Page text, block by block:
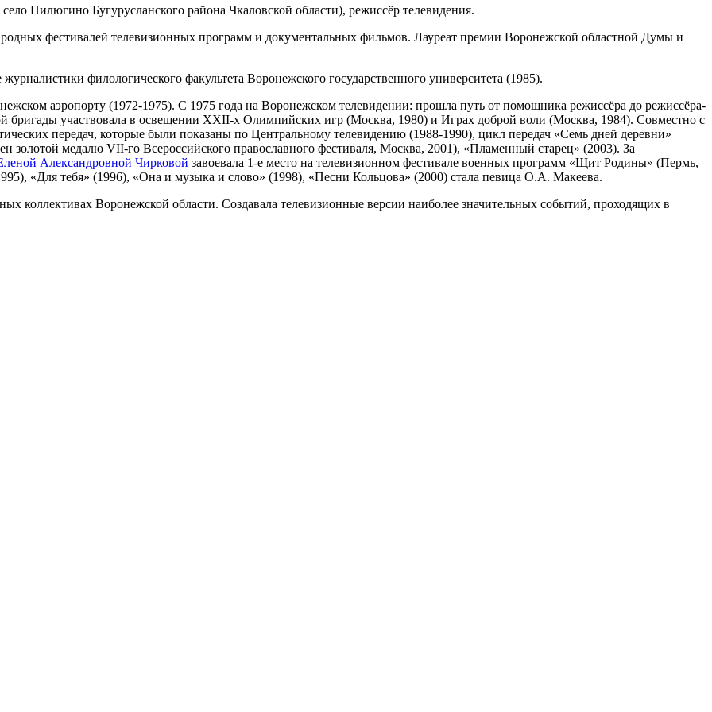
Пилюгино Бугурусланского района Чкаловской области), режиссёр телевидения.
фестивалей телевизионных программ и документальных фильмов. Лауреат премии Воронежской областной Думы и
филологического факультета Воронежского государственного университета (1985).
аэропорту (1972-1975). С 1975 года на Воронежском телевидении: прошла путь от помощника режиссёра до режиссёра-
бригады участвовала в освещении XXII-х Олимпийских игр (Москва, 1980) и Играх доброй воли (Москва, 1984). Совместно с
передач, которые были показаны по Центральному телевидению (1988-1990), цикл передач «Семь дней деревни»
золотой медалю VII-го Всероссийского православного фестиваля, Москва, 2001), «Пламенный старец» (2003). За
Александровной Чирковой завоевала 1-е место на телевизионном фестивале военных программ «Щит Родины» (Пермь,
«Для тебя» (1996), «Она и музыка и слово» (1998), «Песни Кольцова» (2000) стала певица О.А. Макеева.
коллективах Воронежской области. Создавала телевизионные версии наиболее значительных событий, проходящих в